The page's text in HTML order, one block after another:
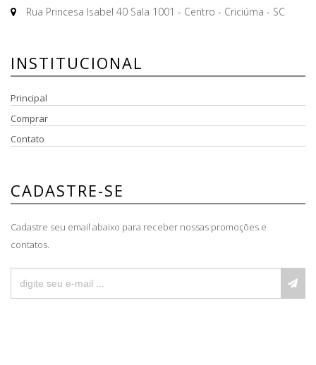
Rua Princesa Isabel 40 Sala 1001 - Centro - Criciúma - SC
INSTITUCIONAL
Principal
Comprar
Contato
CADASTRE-SE
Cadastre seu email abaixo para receber nossas promoções e
contatos.